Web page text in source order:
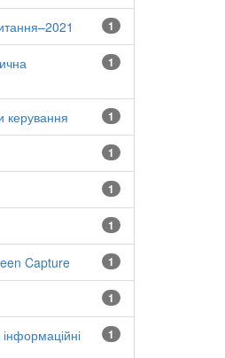
1
1
1
керування
1
1
1
1
Capture
1
1
інформаційні